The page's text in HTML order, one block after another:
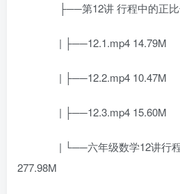
├──第12讲 行程中的正比
| ├──12.1.mp4 14.79M
| ├──12.2.mp4 10.47M
| ├──12.3.mp4 15.60M
| └──六年级数学12讲行程
277.98M